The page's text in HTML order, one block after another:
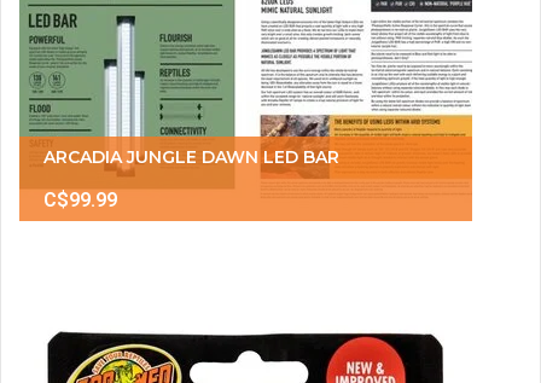
ARCADIA JUNGLE DAWN LED BAR
C$99.99